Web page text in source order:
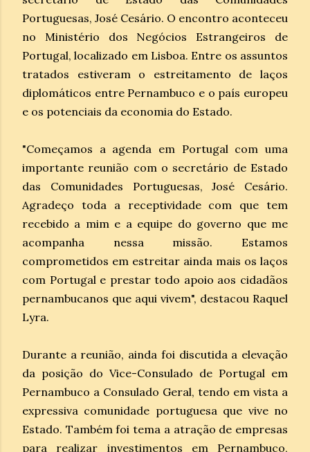
Portuguesas, José Cesário. O encontro aconteceu
no Ministério dos Negócios Estrangeiros de
Portugal, localizado em Lisboa. Entre os assuntos
tratados estiveram o estreitamento de laços
diplomáticos entre Pernambuco e o país europeu
e os potenciais da economia do Estado.
"Começamos a agenda em Portugal com uma
importante reunião com o secretário de Estado
das Comunidades Portuguesas, José Cesário.
Agradeço toda a receptividade com que tem
recebido a mim e a equipe do governo que me
acompanha nessa missão. Estamos
comprometidos em estreitar ainda mais os laços
com Portugal e prestar todo apoio aos cidadãos
pernambucanos que aqui vivem", destacou Raquel
Lyra.
Durante a reunião, ainda foi discutida a elevação
da posição do Vice-Consulado de Portugal em
Pernambuco a Consulado Geral, tendo em vista a
expressiva comunidade portuguesa que vive no
Estado. Também foi tema a atração de empresas
para realizar investimentos em Pernambuco,